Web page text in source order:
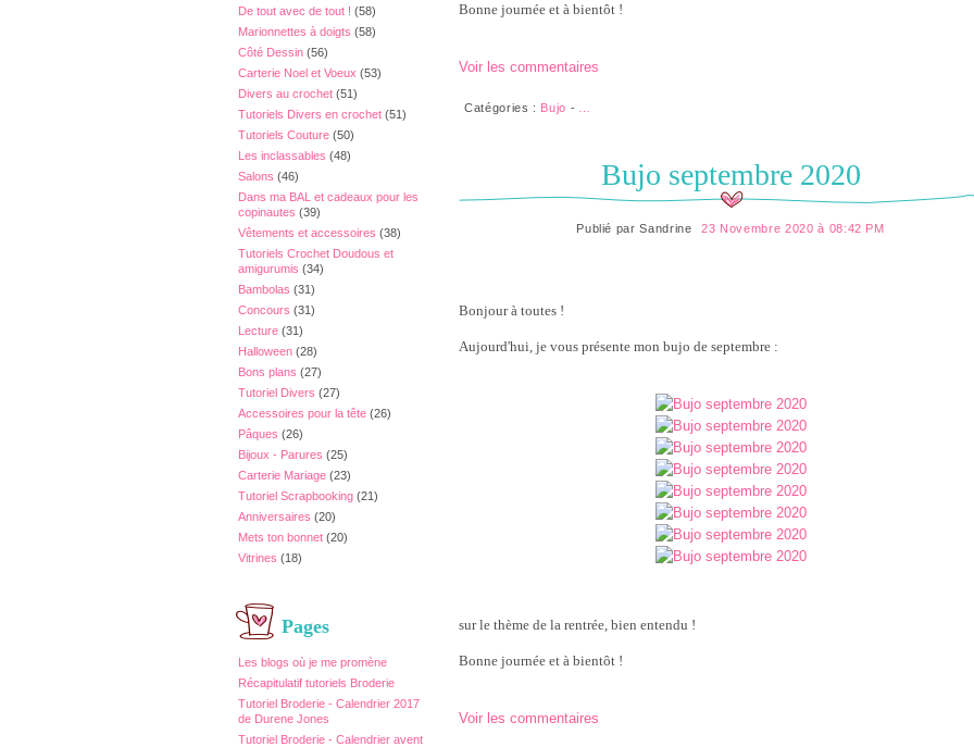
De tout avec de tout ! (58)
Marionnettes à doigts (58)
Côté Dessin (56)
Carterie Noel et Voeux (53)
Divers au crochet (51)
Tutoriels Divers en crochet (51)
Tutoriels Couture (50)
Les inclassables (48)
Salons (46)
Dans ma BAL et cadeaux pour les
copinautes (39)
Vêtements et accessoires (38)
Tutoriels Crochet Doudous et
amigurumis (34)
Bambolas (31)
Concours (31)
Lecture (31)
Halloween (28)
Bons plans (27)
Tutoriel Divers (27)
Accessoires pour la tête (26)
Pâques (26)
Bijoux - Parures (25)
Carterie Mariage (23)
Tutoriel Scrapbooking (21)
Anniversaires (20)
Mets ton bonnet (20)
Vitrines (18)
Pages
Les blogs où je me promène
Récapitulatif tutoriels Broderie
Tutoriel Broderie - Calendrier 2017
de Durene Jones
Tutoriel Broderie - Calendrier avent
Bonne journée et à bientôt !
Voir les commentaires
Catégories : Bujo -
Bujo septembre 2020
Publié parSandrine 23 Novembre 2020 à 08:42 PM
Bonjour à toutes !
Aujourd'hui, je vous présente mon bujo de septembre :
sur le thème de la rentrée, bien entendu !
Bonne journée et à bientôt !
Voir les commentaires